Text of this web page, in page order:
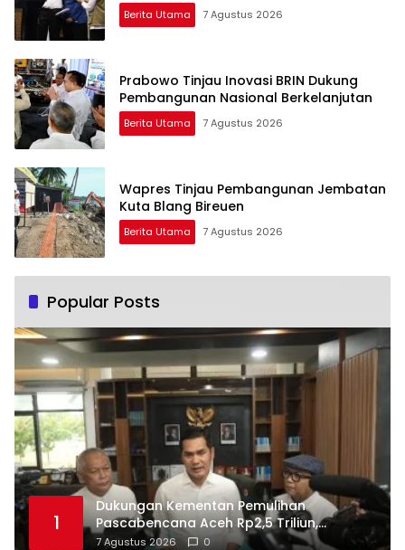
Berita Utama 7 Agustus 2026
Prabowo Tinjau Inovasi BRIN Dukung
Pembangunan Nasional Berkelanjutan
Berita Utama 7 Agustus 2026
Wapres Tinjau Pembangunan Jembatan
Kuta Blang Bireuen
Berita Utama 7 Agustus 2026
Popular Posts
1
Dukungan Kementan Pemulihan
Pascabencana Aceh Rp2,5 Triliun,
Pemprov Kelola Rp9,7 Miliar
7 Agustus 2026 0